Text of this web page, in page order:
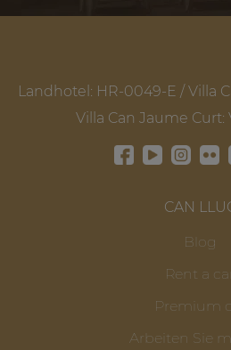
Landhotel: HR-0049-E / Villa
Villa Can Jaume Curt:
CAN
Blog
Rent a
Premium
Arbeiten Sie